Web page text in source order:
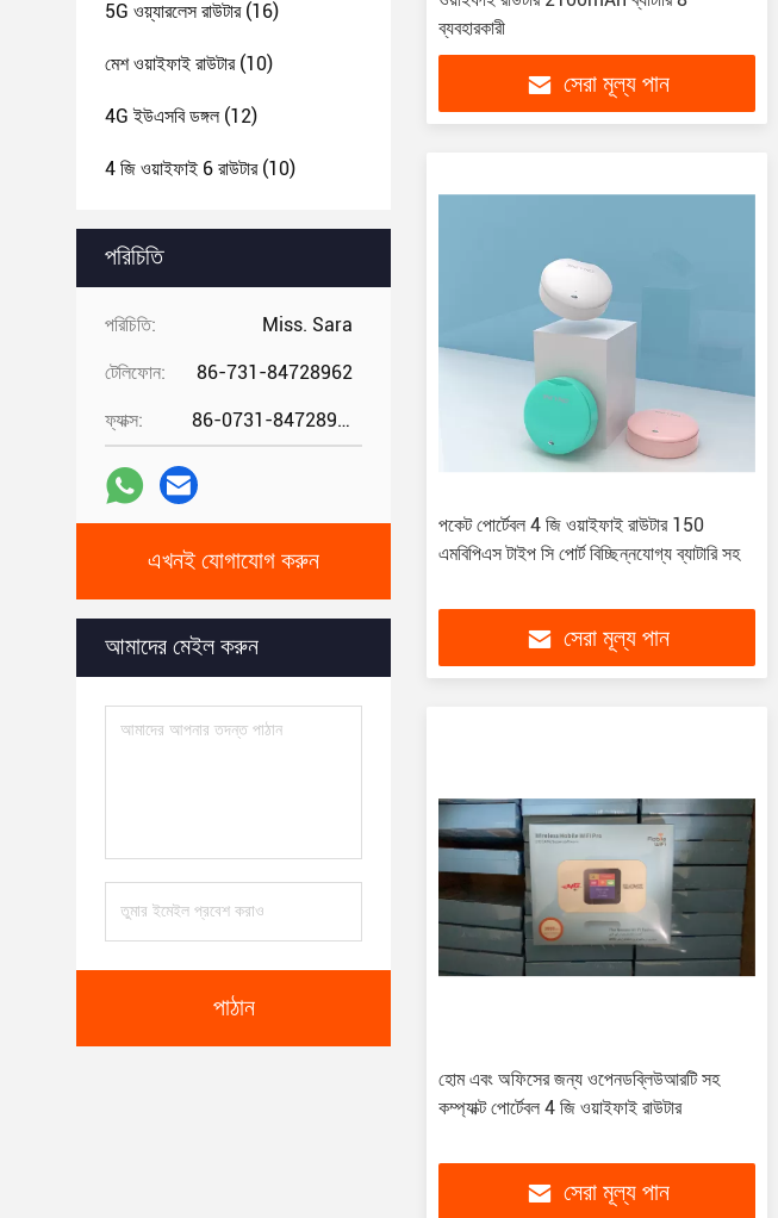
5G ওয়্যারলেস রাউটার(16)
মেশ ওয়াইফাই রাউটার(10)
4G ইউএসবি ডঙ্গল(12)
4 জি ওয়াইফাই 6 রাউটার(10)
পরিচিতি
পরিচিতি: Miss. Sara
টেলিফোন: 86-731-84728962
ফ্যাক্স: 86-0731-84728962
এখনই যোগাযোগ করুন
আমাদের মেইল ​​করুন
পাঠান
ব্যবহারকারী
সেরা মূল্য পান
পকেট পোর্টেবল 4 জি ওয়াইফাই রাউটার 150
এমবিপিএস টাইপ সি পোর্ট বিচ্ছিন্নযোগ্য ব্যাটারি সহ
সেরা মূল্য পান
হোম এবং অফিসের জন্য ওপেনডব্লিউআরটি সহ
কম্প্যাক্ট পোর্টেবল 4 জি ওয়াইফাই রাউটার
সেরা মূল্য পান